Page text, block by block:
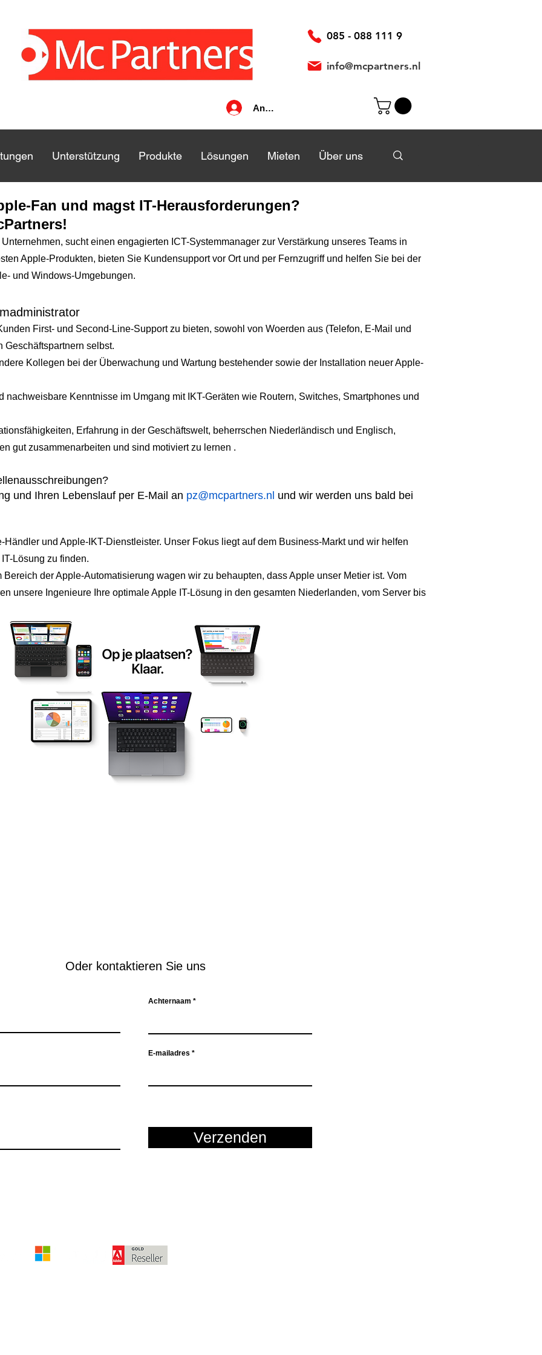
Anmelden
085 - 088 111 9
info@mcpartners.nl
Unterstützung Produkte Lösungen Mieten Über uns
Unterstützung Produkte Lösungen Mieten Über uns
Fan und magst IT-Herausforderungen?
sucht einen engagierten ICT-Systemmanager zur Verstärkung unseres Teams in
Apple-Produkten, bieten Sie Kundensupport vor Ort und per Fernzugriff und helfen Sie bei der
und Windows-Umgebungen.
First- und Second-Line-Support zu bieten, sowohl von Woerden aus (Telefon, E-Mail und
Geschäftspartnern selbst.
Kollegen bei der Überwachung und Wartung bestehender sowie der Installation neuer Apple-
nachweisbare Kenntnisse im Umgang mit IKT-Geräten wie Routern, Switches, Smartphones und
Erfahrung in der Geschäftswelt, beherrschen Niederländisch und Englisch,
gut zusammenarbeiten und sind motiviert zu lernen .
und Ihren Lebenslauf per E-Mail an pz@mcpartners.nl und wir werden uns bald bei
Händler und Apple-IKT-Dienstleister. Unser Fokus liegt auf dem Business-Markt und wir helfen
Lösung zu finden.
Bereich der Apple-Automatisierung wagen wir zu behaupten, dass Apple unser Metier ist. Vom
unsere Ingenieure Ihre optimale Apple IT-Lösung in den gesamten Niederlanden, vom Server bis
Oder kontaktieren Sie uns
Achternaam
E-mailadres
Verzenden